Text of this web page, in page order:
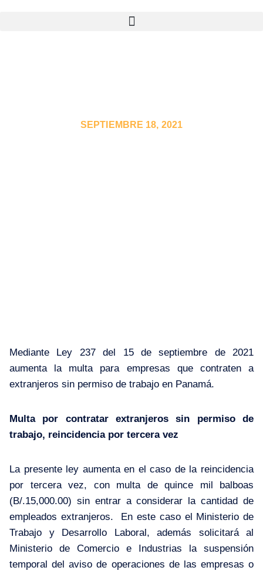
SEPTIEMBRE 18, 2021
Mediante Ley 237 del 15 de septiembre de 2021
aumenta la multa para empresas que contraten a
extranjeros sin permiso de trabajo en Panamá.
Multa por contratar extranjeros sin permiso de
trabajo, reincidencia por tercera vez
La presente ley aumenta en el caso de la reincidencia
por tercera vez, con multa de quince mil balboas
(B/.15,000.00) sin entrar a considerar la cantidad de
empleados extranjeros. En este caso el Ministerio de
Trabajo y Desarrollo Laboral, además solicitará al
Ministerio de Comercio e Industrias la suspensión
temporal del aviso de operaciones de las empresas o